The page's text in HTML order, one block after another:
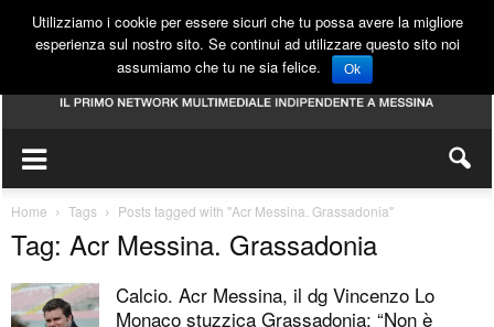
Home Tags Posts tagged with "Acr Messina. Grassadonia"
Tag: Acr Messina. Grassadonia
Calcio. Acr Messina, il dg Vincenzo Lo
Monaco stuzzica Grassadonia: “Non è
Utilizziamo i cookie per essere sicuri che tu possa avere la migliore
esperienza sul nostro sito. Se continui ad utilizzare questo sito noi
assumiamo che tu ne sia felice.
Ok